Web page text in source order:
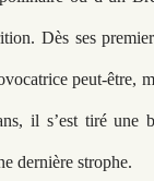
Dès ses
peut-être,
il s’est tiré une
dernière strophe.